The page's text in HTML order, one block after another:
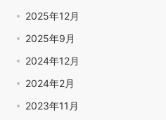
2025年12月
2025年9月
2024年12月
2024年2月
2023年11月